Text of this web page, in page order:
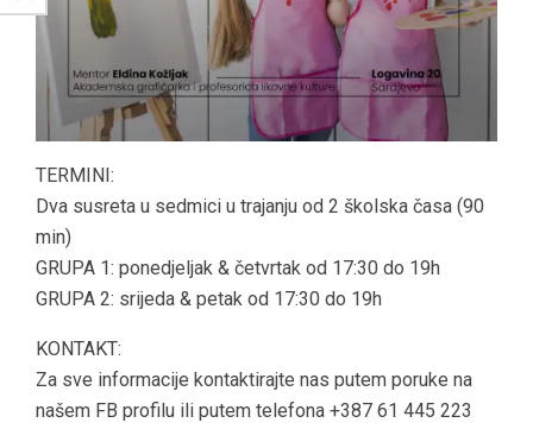
TERMINI:
Dva susreta u sedmici u trajanju od 2 školska časa (90
min)
GRUPA 1: ponedjeljak & četvrtak od 17:30 do 19h
GRUPA 2: srijeda & petak od 17:30 do 19h
KONTAKT:
Za sve informacije kontaktirajte nas putem poruke na
našem FB profilu ili putem telefona +387 61 445 223